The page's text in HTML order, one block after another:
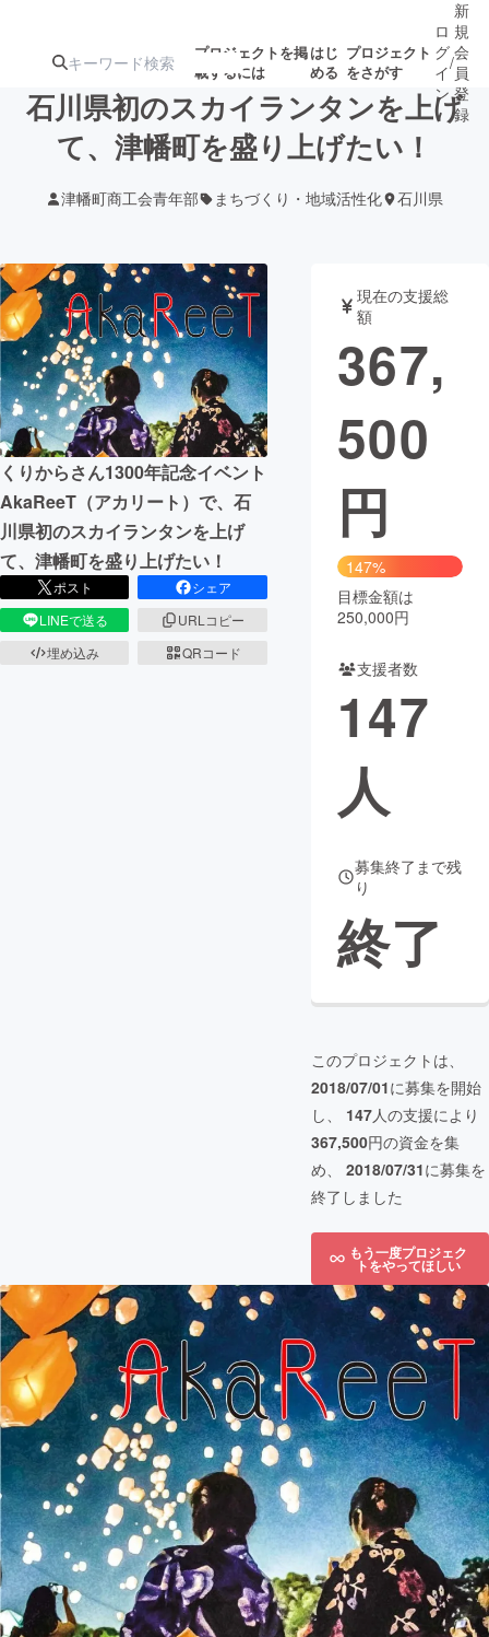
プロジェクトを掲
載するには
はじ
める
プロジェクト
をさがす
人気のプロ
ジェクト
注目のリ
ターン
注目の新着プロ
ジェクト
募集終了が近いプ
ロジェクト
もうすぐ公開
されます
アート・写真 音楽
テクノロジー・ガジェット ゲーム・サ
映像・映画
ビジネス・起業
まちづくり・地域活性化
CAMPFIRE for Social Good CAMPFIRE Creation
CAMPFIREふるさと納税
コミュニティ
ロ
グ
イ
ン
/
新
規
会
員
登
録
石川県初のスカイランタンを上げ
て、津幡町を盛り上げたい！
津幡町商工会青年部 まちづくり・地域活性化 石川県
くりからさん1300年記念イベント
AkaReeT（アカリート）で、石
川県初のスカイランタンを上げ
て、津幡町を盛り上げたい！
ポスト
シェア
LINEで送る
URLコピー
埋め込み
QRコード
現在の支援総
額
367,
500
円
147%
目標金額は
250,000円
支援者数
147
人
募集終了まで残
り
終了
このプロジェクトは、
2018/07/01に募集を開始
し、 147人の支援により
367,500円の資金を集
め、 2018/07/31に募集を
終了しました
もう一度プロジェク
トをやってほしい